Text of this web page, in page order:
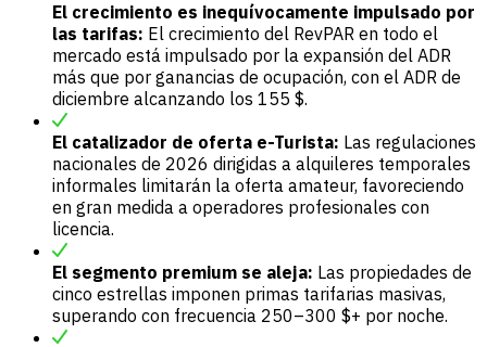
El crecimiento es inequívocamente impulsado por
las tarifas: El crecimiento del RevPAR en todo el
mercado está impulsado por la expansión del ADR
más que por ganancias de ocupación, con el ADR de
diciembre alcanzando los 155 $.
El catalizador de oferta e-Turista: Las regulaciones
nacionales de 2026 dirigidas a alquileres temporales
informales limitarán la oferta amateur, favoreciendo
en gran medida a operadores profesionales con
licencia.
El segmento premium se aleja: Las propiedades de
cinco estrellas imponen primas tarifarias masivas,
superando con frecuencia 250–300 $+ por noche.